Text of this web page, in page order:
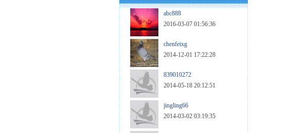
abc888
2016-03-07 01:56:36
chenfeixg
2014-12-01 17:22:28
839010272
2014-05-18 20:12:51
jingling66
2014-03-02 03:19:35